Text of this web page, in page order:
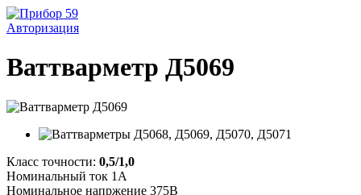
Авторизация
Ваттварметр Д5069
Класс точности: 0,5/1,0
Номинальный ток 1А
Номинальное напржение 375В